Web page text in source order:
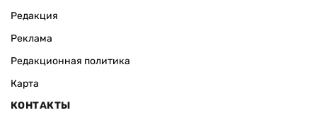
Редакция
Реклама
Редакционная политика
Карта
КОНТАКТЫ